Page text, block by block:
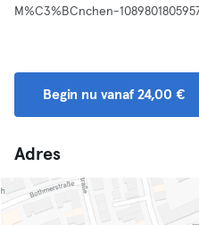
M%C3%BCnchen-
Begin nu vanaf 24,00 €
Adres